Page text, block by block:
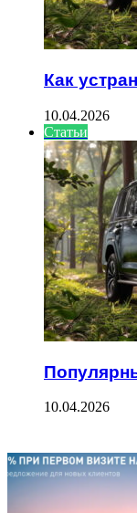
Как
10.04.2026
Статьи
10.04.2026